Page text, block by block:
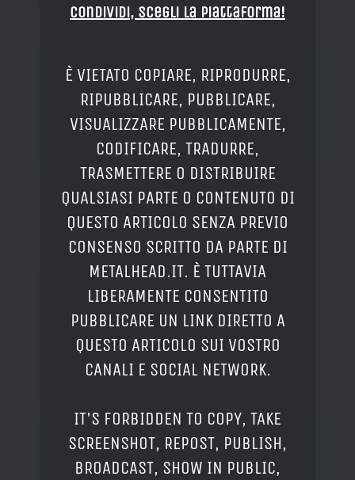
Condividi, Scegli la piattaforma!
È VIETATO COPIARE, RIPRODURRE,
RIPUBBLICARE, PUBBLICARE,
VISUALIZZARE PUBBLICAMENTE,
CODIFICARE, TRADURRE,
TRASMETTERE O DISTRIBUIRE
QUALSIASI PARTE O CONTENUTO DI
QUESTO ARTICOLO SENZA PREVIO
CONSENSO SCRITTO DA PARTE DI
METALHEAD.IT. È TUTTAVIA
LIBERAMENTE CONSENTITO
PUBBLICARE UN LINK DIRETTO A
QUESTO ARTICOLO SUI VOSTRO
CANALI E SOCIAL NETWORK.
IT'S FORBIDDEN TO COPY, TAKE
SCREENSHOT, REPOST, PUBLISH,
BROADCAST, SHOW IN PUBLIC,